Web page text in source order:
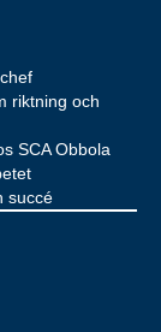
riktning och
SCA Obbola
succé